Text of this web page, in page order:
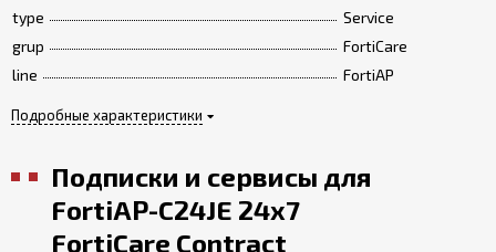
type
Service
grup
FortiCare
line
FortiAP
Подробные характеристики
Подписки и сервисы для
FortiAP-C24JE 24x7
FortiCare Contract